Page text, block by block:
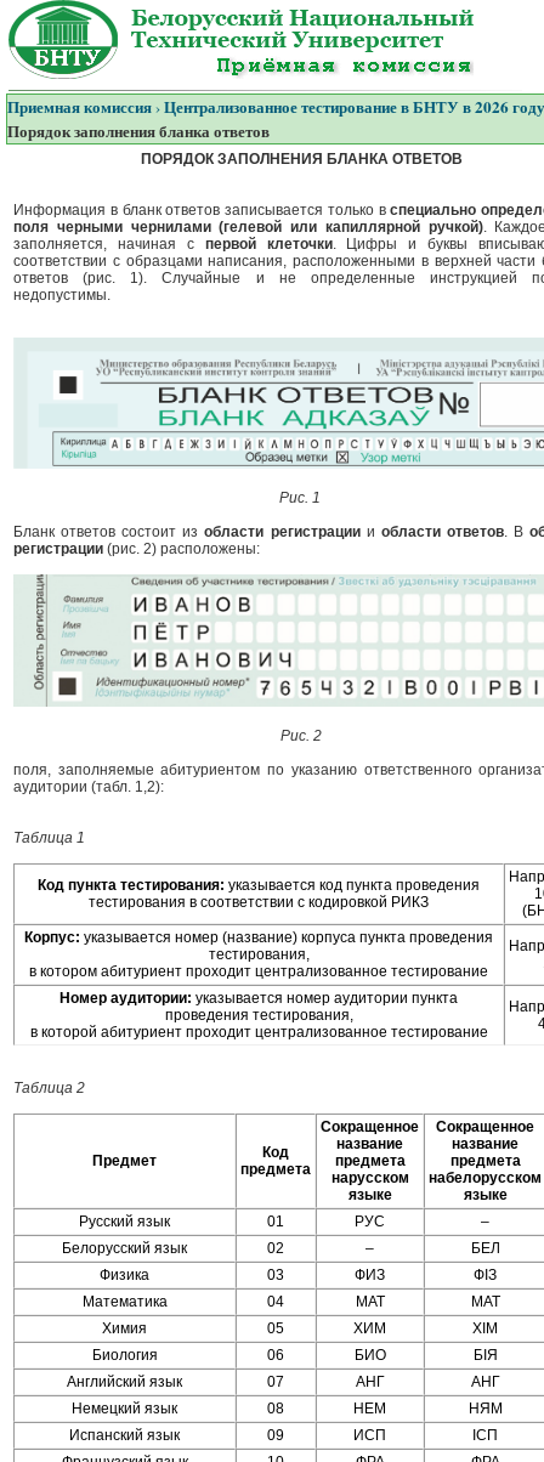
Приемная комиссия›Централизованное тестирование в БНТУ в 2026 году
Порядок заполнения бланка ответов
ПОРЯДОК ЗАПОЛНЕНИЯ БЛАНКА ОТВЕТОВ
Информация в бланк ответов записывается только вспециально
поля черными чернилами (гелевой или капиллярной ручкой).
заполняется, начиная с первой клеточки. Цифры и буквы
соответствии с образцами написания, расположенными в верхней части
ответов (рис. 1). Случайные и не определенные инструкцией
недопустимы.
Рис. 1
Бланк ответов состоит изобласти регистрациии области ответов. В
регистрации (рис. 2) расположены:
Рис. 2
поля, заполняемые абитуриентом по указанию ответственного
аудитории (табл. 1,2):
Таблица 1
Код пункта тестирования: указывается код пункта проведения
тестирования в соответствии с кодировкой РИКЗ
Корпус: указывается номер (название) корпуса пункта проведения
тестирования,
в котором абитуриент проходит централизованное тестирование
Номер аудитории: указывается номер аудитории пункта
проведения тестирования,
в которой абитуриент проходит централизованное тестирование
Таблица 2
Предмет
Код
предмета
Сокращенное
название
предмета
нарусском
языке
Сокращенное
название
предмета
набелорусском
языке
Русский язык
01 РУС
–
Белорусский язык
02 –
БЕЛ
Физика
03 ФИЗ
ФIЗ
Математика
04 МАТ
МАТ
Химия
05 ХИМ
ХIМ
Биология
06 БИО
БIЯ
Английский язык
07 АНГ
АНГ
Немецкий язык
08 НЕМ
НЯМ
Испанский язык
09 ИСП
ICП